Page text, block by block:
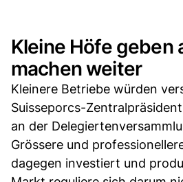
Kleine Höfe geben
machen weiter
Kleinere Betriebe würden
Suisseporcs-
an der
Grössere und
dagegen investiert und